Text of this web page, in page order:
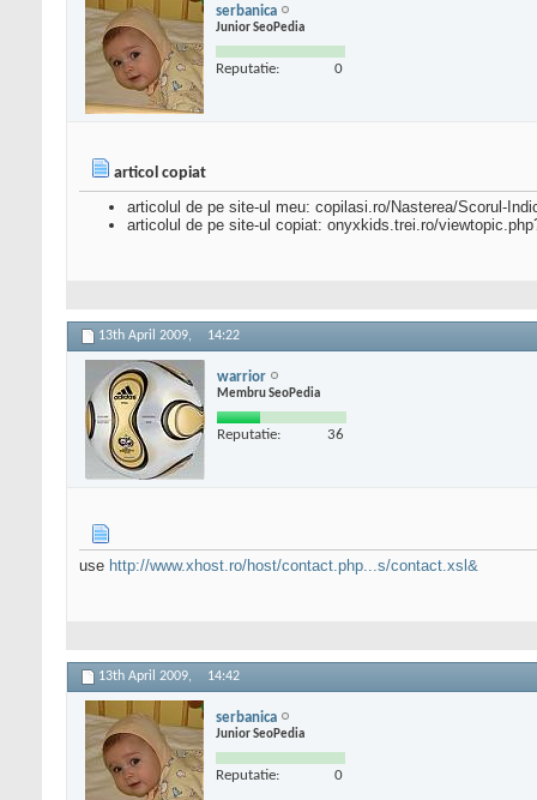
serbanica
Junior SeoPedia
Reputatie: 0
articol copiat
articolul de pe site-ul meu: copilasi.ro/Nasterea/Scorul-
articolul de pe site-ul copiat: onyxkids.trei.ro/
13th April 2009, 14:22
warrior
Membru SeoPedia
Reputatie: 36
use http://www.xhost.ro/host/contact.php...s/contact.xsl&
13th April 2009, 14:42
serbanica
Junior SeoPedia
Reputatie: 0